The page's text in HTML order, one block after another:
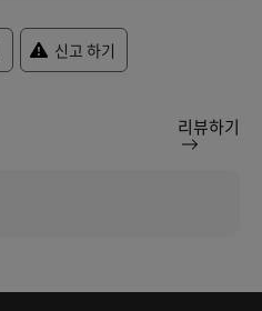
신고 하기
리뷰하기